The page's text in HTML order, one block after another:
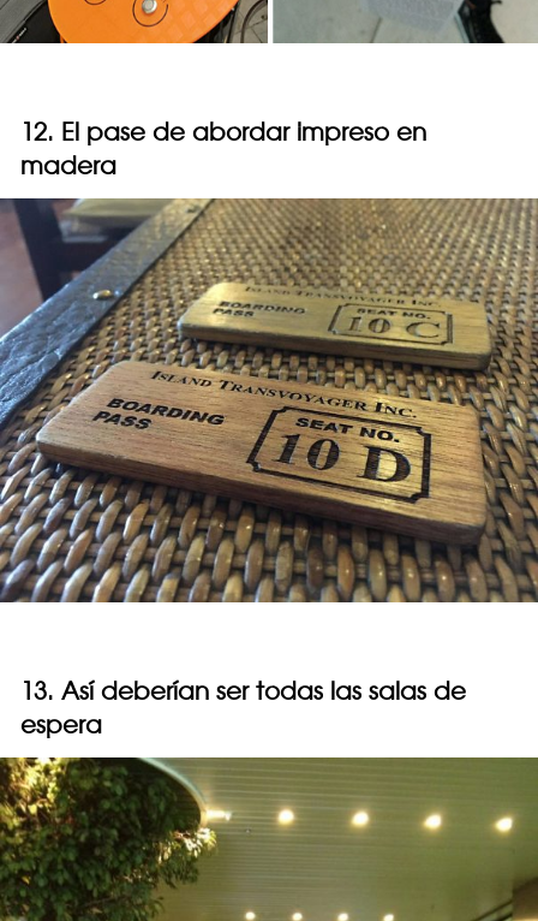
12. El pase de abordar impreso en
madera
13. Así deberían ser todas las salas de
espera